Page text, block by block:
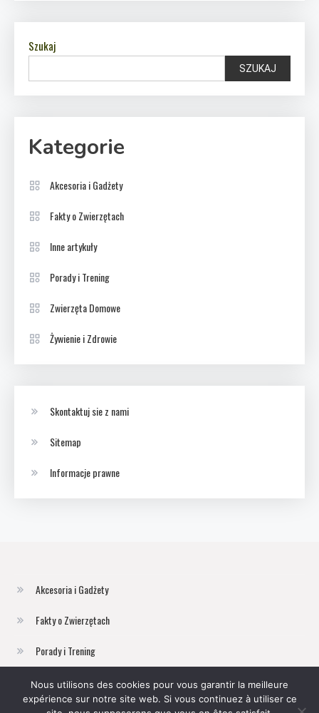
Szukaj
SZUKAJ
Kategorie
Akcesoria i Gadżety
Fakty o Zwierzętach
Inne artykuły
Porady i Trening
Zwierzęta Domowe
Żywienie i Zdrowie
Skontaktuj sie z nami
Sitemap
Informacje prawne
Akcesoria i Gadżety
Fakty o Zwierzętach
Porady i Trening
Zwierzęta Domowe
Nous utilisons des cookies pour vous garantir la meilleure
expérience sur notre site web. Si vous continuez à utiliser ce